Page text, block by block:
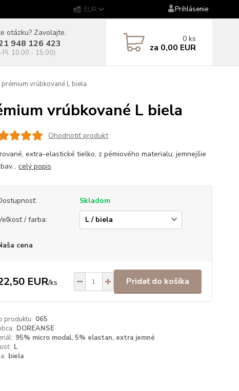
EUR Prihlásenie
otázku? Zavolajte.
948 126 423
Pi. 10.00 - 15.00)
0 ks
za 0,00 EUR
vrúbkované L biela
vrúbkované L biela
Ohodnotiť produkt
extra-elastické tielko, z pémiového materialu, jemnejšie
celý popis
Skladom
/ farba:
cena
EUR/ks Pridať do košíka
produktu: 065
DOREANSE
95% micro modal, 5% elastan, extra jemné
L
biela